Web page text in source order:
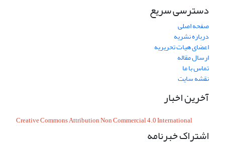
دسترسی سریع
صفحه اصلی
درباره نشریه
اعضای هیات تحریریه
ارسال مقاله
تماس با ما
نقشه سایت
آخرین اخبار
Creative Commons Attribution Non Commercial 4.0 International
اشتراک خبرنامه